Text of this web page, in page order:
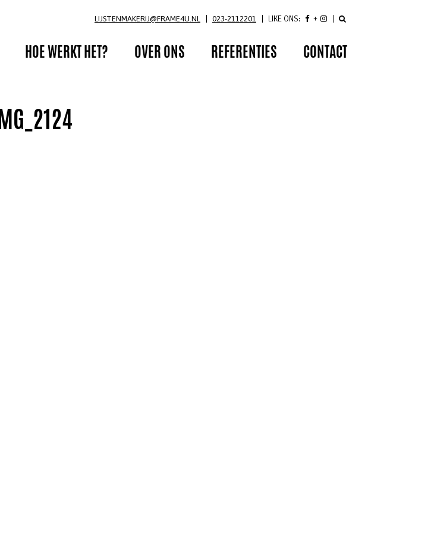
LIJSTENMAKERIJ@FRAME4U.NL 023-2112201 LIKE ONS:
HOE WERKT HET? OVER ONS REFERENTIES CONTACT
IMG_2124